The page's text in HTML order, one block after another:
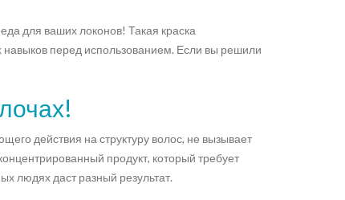
для ваших локонов! Такая краска
навыков перед использованием. Если вы решили
действия на структуру волос, не вызывает
продукт, который требует
людях даст разный результат.